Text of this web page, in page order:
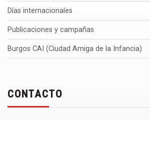
Días internacionales
Publicaciones y campañas
Burgos CAI (Ciudad Amiga de la Infancia)
CONTACTO